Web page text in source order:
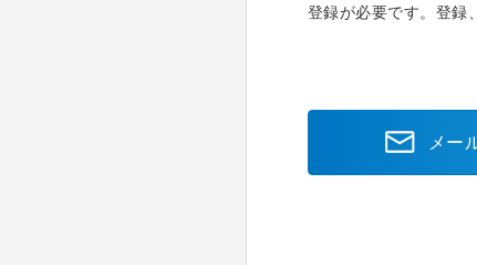
登録が必要です。登録
メー